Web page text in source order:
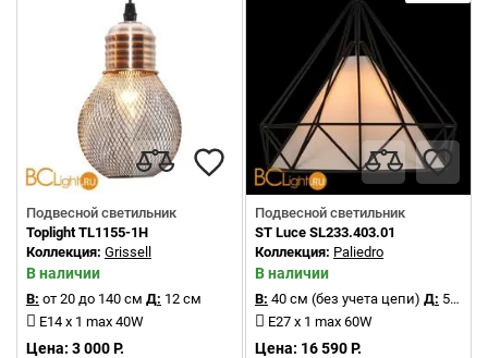
Подвесной светильник
Toplight TL1155-1H
Коллекция: Grissell
В наличии
В: от 20 до 140 см Д: 12 см
E14 x 1 max 40W
Цена: 3 000 Р.
Подвесной светильник
ST Luce SL233.403.01
Коллекция: Paliedro
В наличии
В: 40 см (без учета цепи) Д: 50 см
E27 x 1 max 60W
Цена: 16 590 Р.